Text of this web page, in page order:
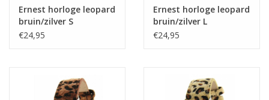
Ernest horloge leopard
bruin/zilver S
€24,95
Ernest horloge leopard
bruin/zilver L
€24,95